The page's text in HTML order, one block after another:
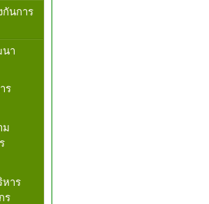
นการ
นา
ร
ม
าร
ร